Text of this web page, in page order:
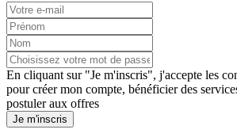
En cliquant sur "Je m'inscris", j'accepte les
pour créer mon compte, bénéficier des
postuler aux offres
Je m'inscris